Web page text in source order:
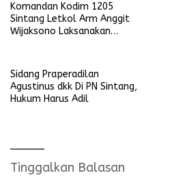
Komandan Kodim 1205
Sintang Letkol Arm Anggit
Wijaksono Laksanakan
Sidang Praperadilan
Agustinus dkk Di PN Sintang,
Hukum Harus Adil
Tinggalkan Balasan